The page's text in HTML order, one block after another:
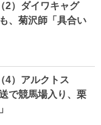
2）ダイワキャグ
、菊沢師「具合い
4）アルクトス
で競馬場入り、栗